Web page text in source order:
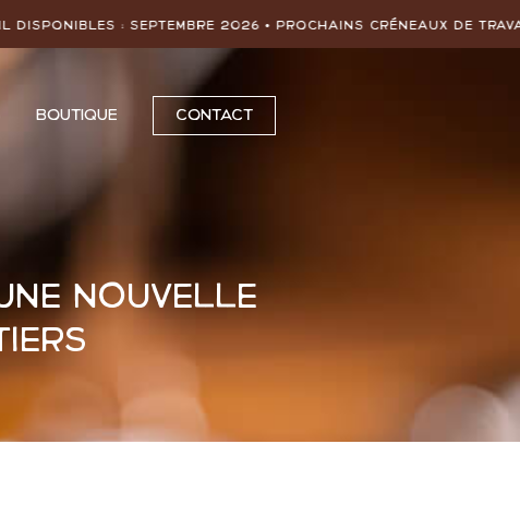
SEPTEMBRE 2026 • Prochains créneaux de travail
BOUTIQUE CONTACT
nouvelle